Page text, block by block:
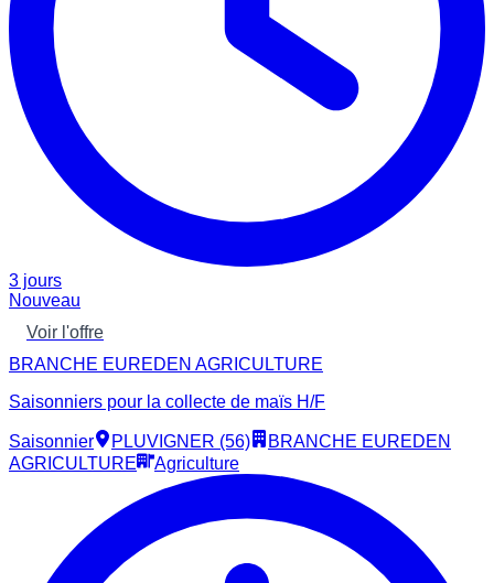
3 jours
Nouveau
Voir l'offre
BRANCHE EUREDEN AGRICULTURE
Saisonniers pour la collecte de maïs H/F
Saisonnier PLUVIGNER (56)
BRANCHE EUREDEN
AGRICULTURE
Agriculture